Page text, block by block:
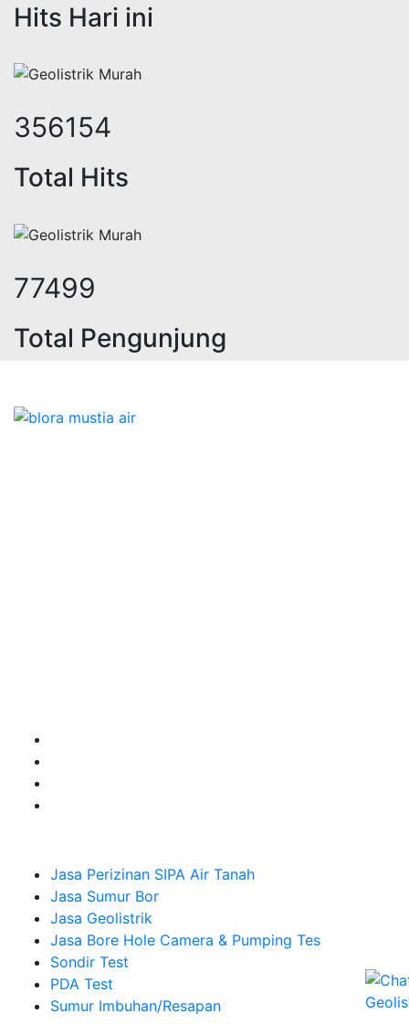
Hits Hari ini
454061
Total Hits
98804
Total Pengunjung
Jasa Perizinan SIPA Air Tanah
Jasa Sumur Bor
Jasa Geolistrik
Jasa Bore Hole Camera & Pumping Tes
Sondir Test
PDA Test
Sumur Imbuhan/Resapan